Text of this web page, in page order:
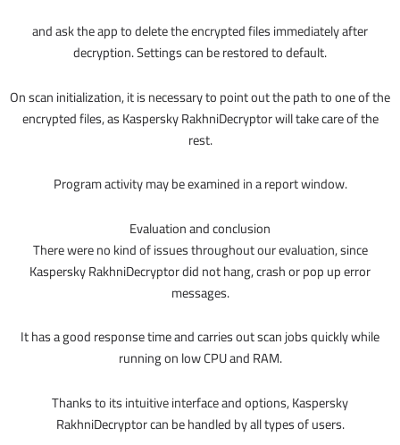
and ask the app to delete the encrypted files immediately after
decryption. Settings can be restored to default.
On scan initialization, it is necessary to point out the path to one of the
encrypted files, as Kaspersky RakhniDecryptor will take care of the
rest.
Program activity may be examined in a report window.
Evaluation and conclusion
There were no kind of issues throughout our evaluation, since
Kaspersky RakhniDecryptor did not hang, crash or pop up error
messages.
It has a good response time and carries out scan jobs quickly while
running on low CPU and RAM.
Thanks to its intuitive interface and options, Kaspersky
RakhniDecryptor can be handled by all types of users.